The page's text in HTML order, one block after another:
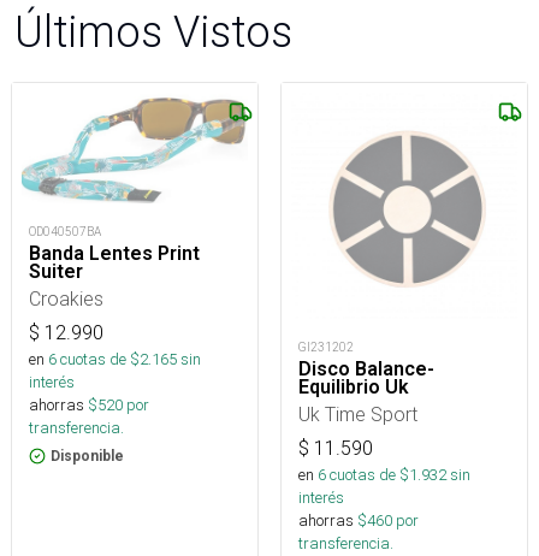
Últimos Vistos
OD040507BA
Banda Lentes Print
Suiter
Croakies
$ 12.990
en 6cuotas de $2.165sin
interés
ahorras $520 por
transferencia.
Disponible
GI231202
Disco Balance-
Equilibrio Uk
Uk Time Sport
$ 11.590
en 6cuotas de $1.932sin
interés
ahorras $460 por
transferencia.